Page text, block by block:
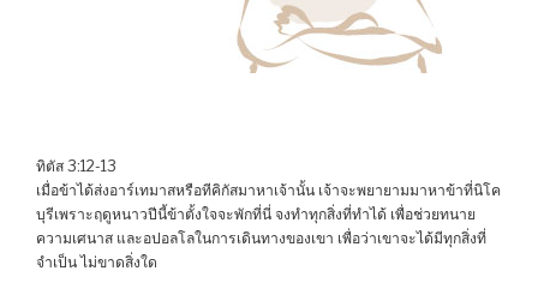
ทิตัส 3:12-13
เมื่อข้าได้ส่งอาร์เทมาสหรือทีคิกัสมาหาเจ้านั้น เจ้าจะพยายามมาหาข้าที่นิโค
บุรีเพราะฤดูหนาวปีนี้ข้าตั้งใจจะพักที่นี่ จงทำทุกสิ่งที่ทำได้ เพื่อช่วยทนาย
ความเศนาส และอปอลโลในการเดินทางของเขา เพื่อว่าเขาจะได้มีทุกสิ่งที่
จำเป็น ไม่ขาดสิ่งใด